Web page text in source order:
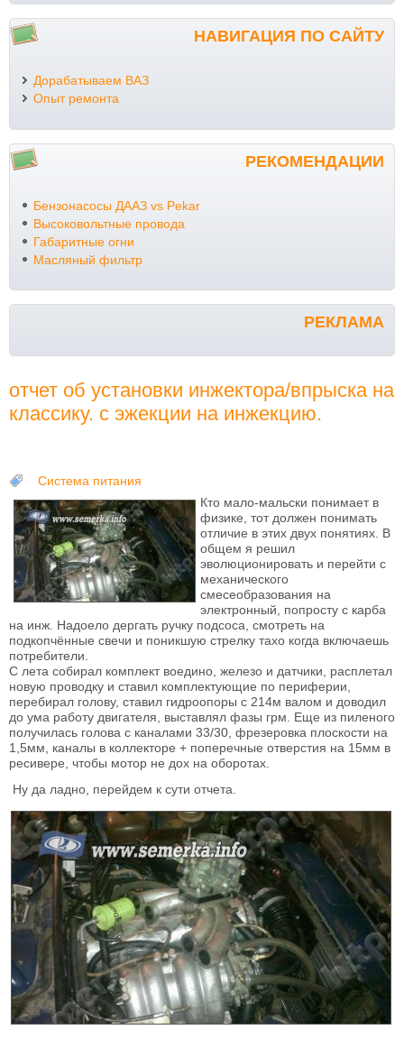
НАВИГАЦИЯ ПО САЙТУ
Дорабатываем ВАЗ
Опыт ремонта
РЕКОМЕНДАЦИИ
Бензонасосы ДААЗ vs Pekar
Высоковольтные провода
Габаритные огни
Масляный фильтр
РЕКЛАМА
отчет об установки инжектора/впрыска на
классику. с эжекции на инжекцию.
Система питания
Кто мало-мальски понимает в
физике, тот должен понимать
отличие в этих двух понятиях. В
общем я решил
эволюционировать и перейти с
механического
смесеобразования на
электронный, попросту с карба
на инж. Надоело дергать ручку подсоса, смотреть на
подкопчённые свечи и поникшую стрелку тахо когда включаешь
потребители.
С лета собирал комплект воедино, железо и датчики, расплетал
новую проводку и ставил комплектующие по периферии,
перебирал голову, ставил гидроопоры с 214м валом и доводил
до ума работу двигателя, выставлял фазы грм. Еще из пиленого
получилась голова с каналами 33/30, фрезеровка плоскости на
1,5мм, каналы в коллекторе + поперечные отверстия на 15мм в
ресивере, чтобы мотор не дох на оборотах.
Ну да ладно, перейдем к сути отчета.